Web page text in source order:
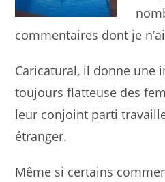
commentaires dont je
Caricatural, il donne une
toujours flatteuse des
leur conjoint parti
étranger.
Même si certains